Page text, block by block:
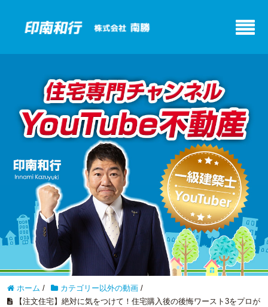
ホーム / カテゴリー以外の動画 /
【注文住宅】絶対に気をつけて！住宅購入後の後悔ワースト3をプロが